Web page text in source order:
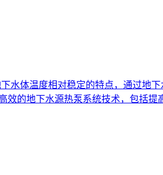
体温度相对稳定的特点，通过地
的地下水源热泵系统技术，包括